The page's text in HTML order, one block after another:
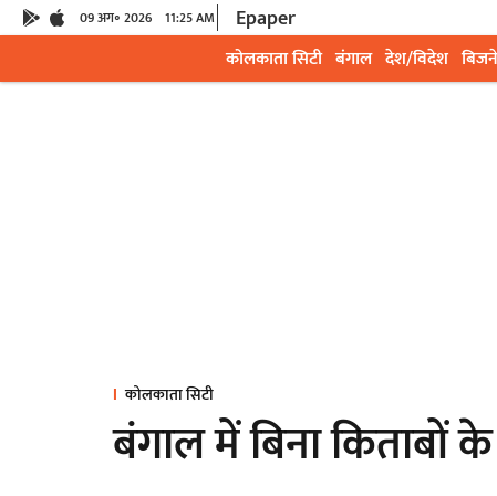
09 अग॰ 2026 11:25 AM Epaper
कोलकाता सिटी बंगाल देश/विदेश
कोलकाता सिटी
बंगाल में बिना किताबों